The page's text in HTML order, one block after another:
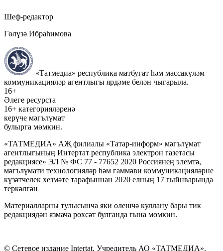
Шеф-редактор
Гөлүзә Ибраһимова
«Татмедиа» республика матбугат һәм массакүләм
коммуникацияләр агентлыгы ярдәме белән чыгарыла.
16+
Әлеге ресурста
16+ категорияләренә
керүче мәгълүмат
булырга мөмкин.
«ТАТМЕДИА» АҖ филиалы «Татар-информ» мәгълүмат
агентлыгының Интертат республика электрон газетасы
редакциясе» ЭЛ № ФС 77 - 77652 2020 Россиянең элемтә,
мәгълүмати технологияләр һәм гаммәви коммуникацияләрне
күзәтчелек хезмәте тарафыннан 2020 елның 17 гыйнварында
теркәлгән
Материалларны тулысынча яки өлешчә куллану бары тик
редакциядән язмача рөхсәт булганда гына мөмкин.
© Сетевое издание Intertat. Учредитель АО «ТАТМЕДИА».